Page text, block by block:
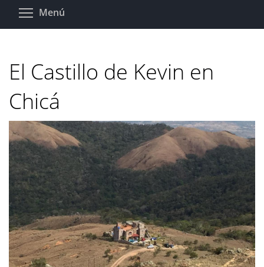
Pasar
Menú
El Castillo de Kevin en
Chicá